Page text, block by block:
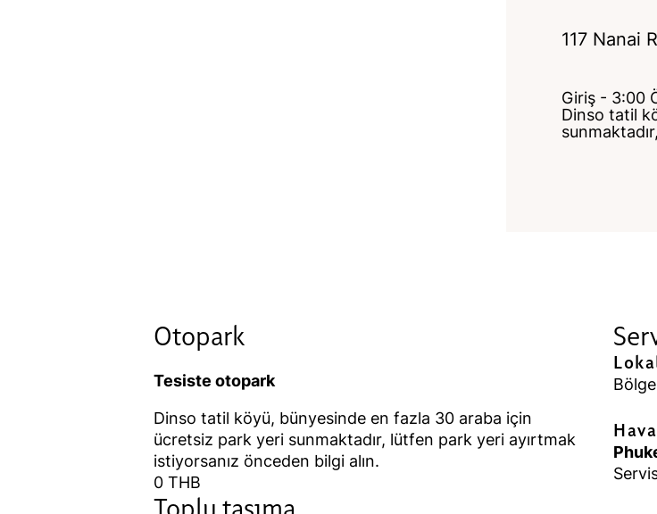
117 Nanai
Giriş - 3:00
Dinso tatil
Otopark
Tesiste otopark
Dinso tatil köyü, bünyesinde en fazla 30 araba için
ücretsiz park yeri sunmaktadır, lütfen park yeri ayırtmak
istiyorsanız önceden bilgi alın.
0 THB